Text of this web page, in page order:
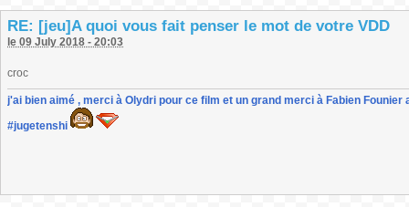
RE: [jeu]A quoi vous fait penser le mot de votre VDD
le 09 July 2018 - 20:03
croc
j'ai bien aimé , merci à Olydri pour ce film et un grand merci à Fabien
#jugetenshi